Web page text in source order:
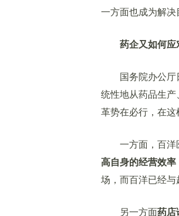
一方面也成为解决
药企又如何应
国务院办公厅日
统性地从药品生
革势在必行，在
一方面，百洋医
高自身的经营效率
场，而百洋已经与
另一方面药店